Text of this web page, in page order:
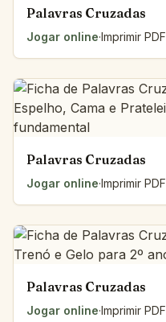
Palavras Cruzadas
Jogar online·Imprimir PDF
Palavras Cruzadas
Jogar online·Imprimir PDF
Palavras Cruzadas
Jogar online·Imprimir PDF